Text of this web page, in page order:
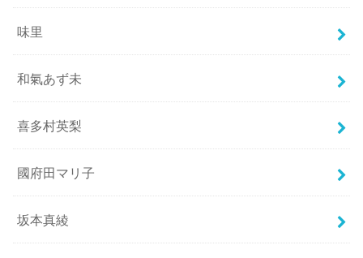
味里
和氣あず未
喜多村英梨
國府田マリ子
坂本真綾